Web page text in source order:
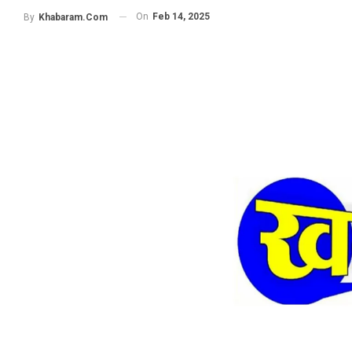
By Khabaram.Com On Feb 14, 2025